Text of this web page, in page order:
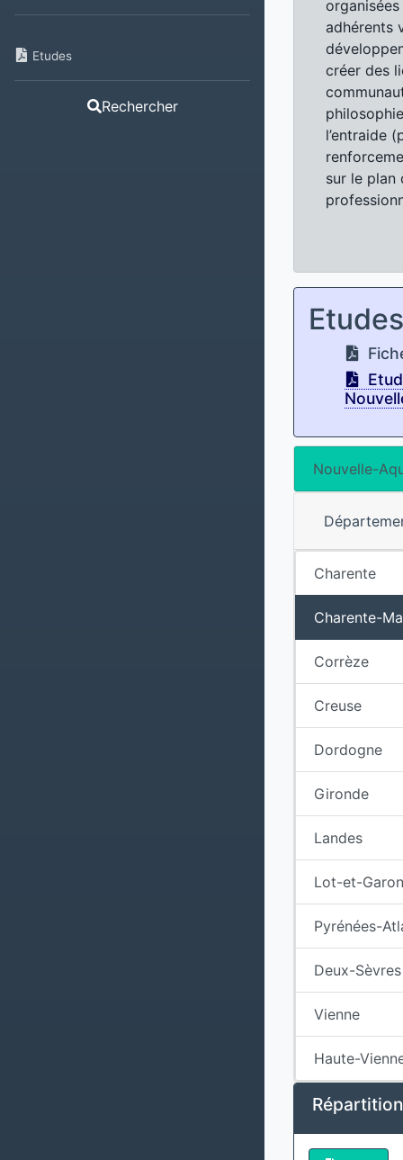
Etudes
Rechercher
adhérents
créer des
l’entraide
sur le plan
Etudes
Nouvelle-
Charente
Charente-
Corrèze
Creuse
Dordogne
Gironde
Landes
Lot-et-
Pyrénées-
Deux-Sèvres
Vienne
Haute-